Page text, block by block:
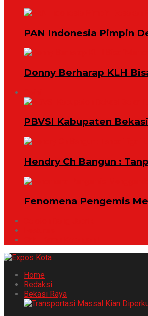
PAN Indonesia Pimpin
Donny Berharap KLH
PBVSI Kabupaten
Hendry Ch Bangun :
Fenomena Pengemis
Home
Redaksi
Bekasi Raya